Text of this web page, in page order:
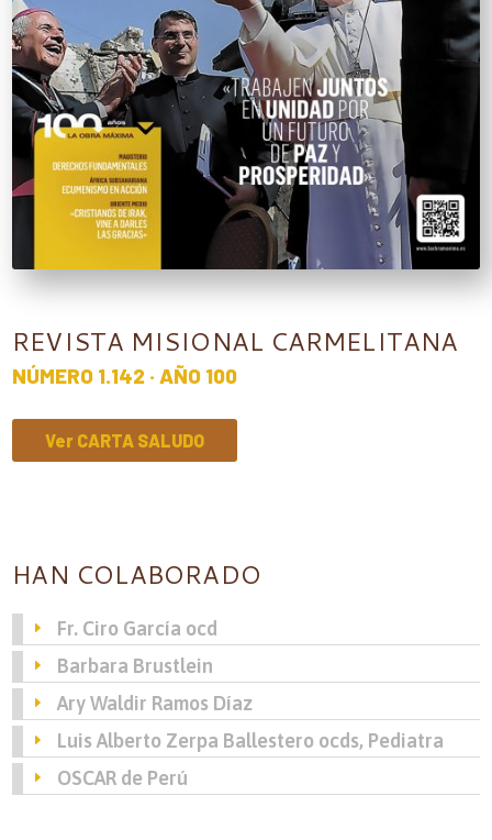
REVISTA MISIONAL CARMELITANA
NÚMERO 1.142 · AÑO 100
Ver CARTA SALUDO
HAN COLABORADO
Fr. Ciro García ocd
Barbara Brustlein
Ary Waldir Ramos Díaz
Luis Alberto Zerpa Ballestero ocds, Pediatra
OSCAR de Perú